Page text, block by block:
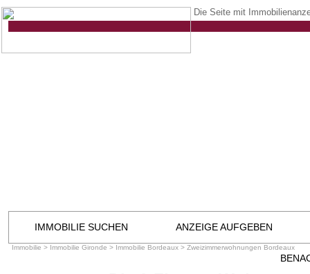
Die Seite mit
IMMOBILIE SUCHEN ANZEIGE AUFGEBEN
Immobilie > Immobilie Gironde > Immobilie Bordeaux > Zweizimmerwohnungen Bordeaux